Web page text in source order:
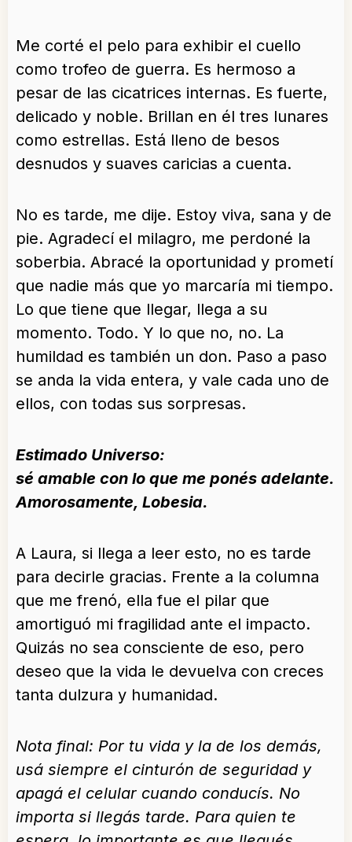
Me corté el pelo para exhibir el cuello
como trofeo de guerra. Es hermoso a
pesar de las cicatrices internas. Es fuerte,
delicado y noble. Brillan en él tres lunares
como estrellas. Está lleno de besos
desnudos y suaves caricias a cuenta.
No es tarde, me dije. Estoy viva, sana y de
pie. Agradecí el milagro, me perdoné la
soberbia. Abracé la oportunidad y prometí
que nadie más que yo marcaría mi tiempo.
Lo que tiene que llegar, llega a su
momento. Todo. Y lo que no, no. La
humildad es también un don. Paso a paso
se anda la vida entera, y vale cada uno de
ellos, con todas sus sorpresas.
Estimado Universo:
sé amable con lo que me ponés adelante.
Amorosamente, Lobesia.
A Laura, si llega a leer esto, no es tarde
para decirle gracias. Frente a la columna
que me frenó, ella fue el pilar que
amortiguó mi fragilidad ante el impacto.
Quizás no sea consciente de eso, pero
deseo que la vida le devuelva con creces
tanta dulzura y humanidad.
Nota final: Por tu vida y la de los demás,
usá siempre el cinturón de seguridad y
apagá el celular cuando conducís. No
importa si llegás tarde. Para quien te